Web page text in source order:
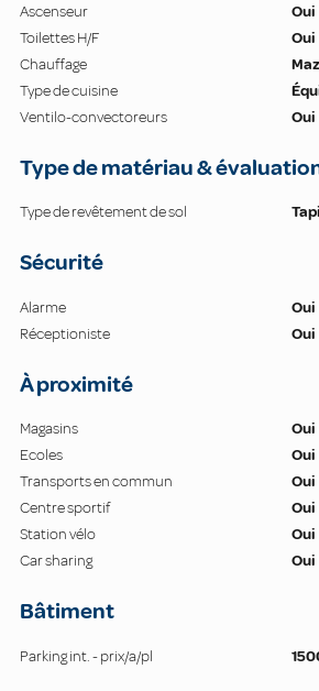
Ascenseur
Oui
Toilettes H/F
Oui
Chauffage
Type de cuisine
Ventilo-convectoreurs
Oui
Type de matériau &
Type de revêtement de sol
Sécurité
Alarme
Oui
Réceptioniste
Oui
À proximité
Magasins
Oui
Ecoles
Oui
Transports en commun
Oui
Centre sportif
Oui
Station vélo
Oui
Car sharing
Oui
Bâtiment
Parking int. - prix/a/pl